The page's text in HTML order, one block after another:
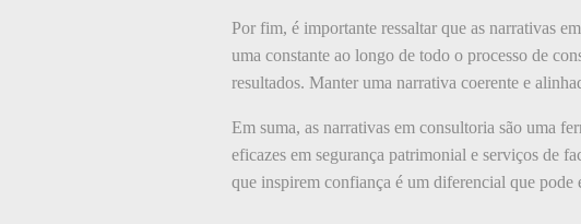
Por fim, é importante ressaltar que as narrativas
uma constante ao longo de todo o processo de
resultados. Manter uma narrativa coerente e
Em suma, as narrativas em consultoria são uma
eficazes em segurança patrimonial e serviços de
que inspirem confiança é um diferencial que